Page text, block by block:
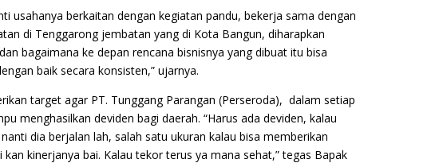
usahanya berkaitan dengan kegiatan pandu, bekerja sama dengan
di Tenggarong jembatan yang di Kota Bangun, diharapkan
bagaimana ke depan rencana bisnisnya yang dibuat itu bisa
baik secara konsisten,” ujarnya.
target agar PT. Tunggang Parangan (Perseroda), dalam setiap
menghasilkan deviden bagi daerah. “Harus ada deviden, kalau
dia berjalan lah, salah satu ukuran kalau bisa memberikan
kan kinerjanya bai. Kalau tekor terus ya mana sehat,” tegas Bapak